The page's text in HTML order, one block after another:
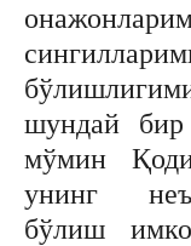
шундай бир
мўмин
унинг
бўлиш